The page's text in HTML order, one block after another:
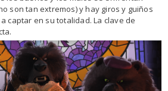
son tan extremos) y hay giros y guiños
captar en su totalidad. La clave de